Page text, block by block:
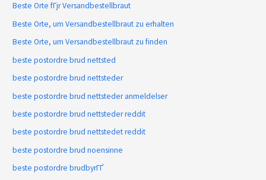
Beste Orte fГјr Versandbestellbraut
Beste Orte, um Versandbestellbraut zu erhalten
Beste Orte, um Versandbestellbraut zu finden
beste postordre brud nettsted
beste postordre brud nettsteder
beste postordre brud nettsteder anmeldelser
beste postordre brud nettsteder reddit
beste postordre brud nettstedet reddit
beste postordre brud noensinne
beste postordre brudbyrГҐ